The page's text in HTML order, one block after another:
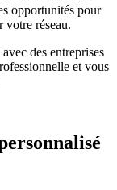
opportunités pour
votre réseau.
des entreprises
et vous